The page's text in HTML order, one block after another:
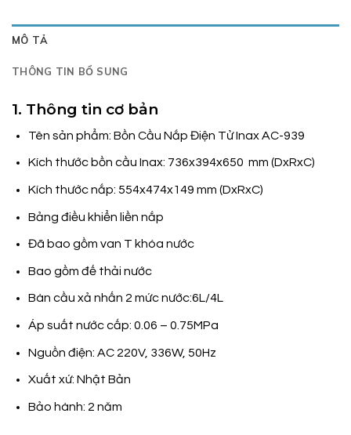
MÔ TẢ
THÔNG TIN BỔ SUNG
1. Thông tin cơ bản
Tên sản phẩm: Bồn Cầu Nắp Điện Tử Inax AC-939
Kích thước bồn cầu Inax: 736x394x650 mm (DxRxC)
Kích thước nắp: 554x474x149 mm (DxRxC)
Bảng điều khiển liền nắp
Đã bao gồm van T khóa nước
Bao gồm đế thải nước
Bàn cầu xả nhấn 2 mức nước:6L/4L
Áp suất nước cấp: 0.06 – 0.75MPa
Nguồn điện: AC 220V, 336W, 50Hz
Xuất xứ: Nhật Bản
Bảo hành: 2 năm